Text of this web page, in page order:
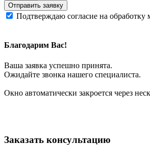
Отправить заявку
Подтверждаю согласие на
Благодарим Вас!
Ваша заявка успешно принята.
Ожидайте звонка нашего специалиста.
Окно автоматически закроется через
Заказать консультацию